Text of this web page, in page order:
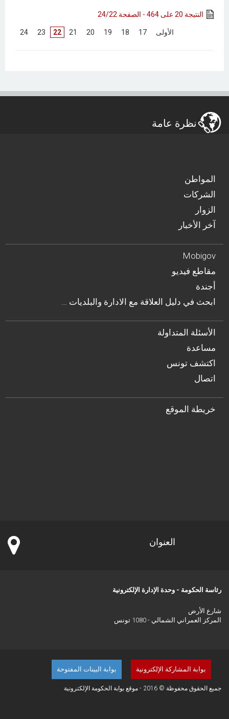
النتيجة 20 على 464 - الصفحة 24/22
الأولى 17
18
19
20
21
22
23
24
نظرة عامة
المواطن
الشركات
الزوار
آخر الأخبار
Mobigov
مقاطع فيديو
أجندة
… ابحث في دليل العلاقة مع الادارة والبلديات
الأسئلة المتداولة
مساعدة
اكتشف تونس
اتصال
خريطة الموقع
العنوان
رئاسة الحكومة - وحدة الإدارة الإلكترونية
شارع الأرض
المركز العمراني الشمالي - 1080 تونس
بوابة البينات المفتوحة بوابة المشاركة الإلكترونية
جميع الحقوق محفوظة © 2016 - موقع بوابة الحكومة الإلكترونية